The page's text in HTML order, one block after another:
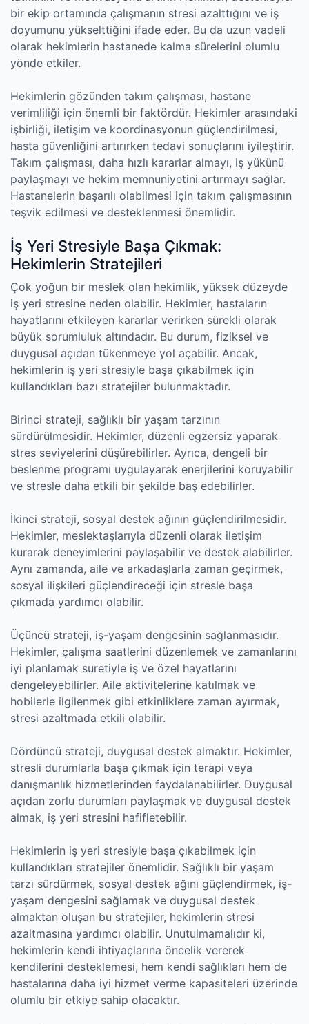
bir ekip ortamında çalışmanın stresi azalttığını ve iş
doyumunu yükselttiğini ifade eder. Bu da uzun vadeli
olarak hekimlerin hastanede kalma sürelerini olumlu
yönde etkiler.
Hekimlerin gözünden takım çalışması, hastane
verimliliği için önemli bir faktördür. Hekimler arasındaki
işbirliği, iletişim ve koordinasyonun güçlendirilmesi,
hasta güvenliğini artırırken tedavi sonuçlarını iyileştirir.
Takım çalışması, daha hızlı kararlar almayı, iş yükünü
paylaşmayı ve hekim memnuniyetini artırmayı sağlar.
Hastanelerin başarılı olabilmesi için takım çalışmasının
teşvik edilmesi ve desteklenmesi önemlidir.
İş Yeri Stresiyle Başa Çıkmak:
Hekimlerin Stratejileri
Çok yoğun bir meslek olan hekimlik, yüksek düzeyde
iş yeri stresine neden olabilir. Hekimler, hastaların
hayatlarını etkileyen kararlar verirken sürekli olarak
büyük sorumluluk altındadır. Bu durum, fiziksel ve
duygusal açıdan tükenmeye yol açabilir. Ancak,
hekimlerin iş yeri stresiyle başa çıkabilmek için
kullandıkları bazı stratejiler bulunmaktadır.
Birinci strateji, sağlıklı bir yaşam tarzının
sürdürülmesidir. Hekimler, düzenli egzersiz yaparak
stres seviyelerini düşürebilirler. Ayrıca, dengeli bir
beslenme programı uygulayarak enerjilerini koruyabilir
ve stresle daha etkili bir şekilde baş edebilirler.
İkinci strateji, sosyal destek ağının güçlendirilmesidir.
Hekimler, meslektaşlarıyla düzenli olarak iletişim
kurarak deneyimlerini paylaşabilir ve destek alabilirler.
Aynı zamanda, aile ve arkadaşlarla zaman geçirmek,
sosyal ilişkileri güçlendireceği için stresle başa
çıkmada yardımcı olabilir.
Üçüncü strateji, iş-yaşam dengesinin sağlanmasıdır.
Hekimler, çalışma saatlerini düzenlemek ve zamanlarını
iyi planlamak suretiyle iş ve özel hayatlarını
dengeleyebilirler. Aile aktivitelerine katılmak ve
hobilerle ilgilenmek gibi etkinliklere zaman ayırmak,
stresi azaltmada etkili olabilir.
Dördüncü strateji, duygusal destek almaktır. Hekimler,
stresli durumlarla başa çıkmak için terapi veya
danışmanlık hizmetlerinden faydalanabilirler. Duygusal
açıdan zorlu durumları paylaşmak ve duygusal destek
almak, iş yeri stresini hafifletebilir.
Hekimlerin iş yeri stresiyle başa çıkabilmek için
kullandıkları stratejiler önemlidir. Sağlıklı bir yaşam
tarzı sürdürmek, sosyal destek ağını güçlendirmek, iş-
yaşam dengesini sağlamak ve duygusal destek
almaktan oluşan bu stratejiler, hekimlerin stresi
azaltmasına yardımcı olabilir. Unutulmamalıdır ki,
hekimlerin kendi ihtiyaçlarına öncelik vererek
kendilerini desteklemesi, hem kendi sağlıkları hem de
hastalarına daha iyi hizmet verme kapasiteleri üzerinde
olumlu bir etkiye sahip olacaktır.